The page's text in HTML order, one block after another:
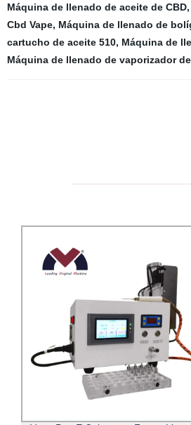
Máquina de llenado de aceite de CBD,
Cbd Vape, Máquina de llenado de
cartucho de aceite 510, Máquina de
Máquina de llenado de vaporizador